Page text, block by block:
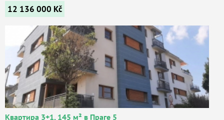
12 136 000 Kč
Квартира 3+1, 145 м² в Праге 5